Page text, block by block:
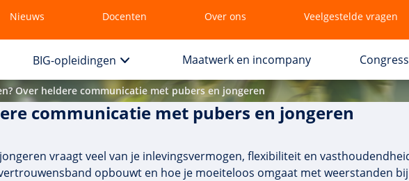
Nieuws Docenten Over ons Veelgestelde vragen
BIG-opleidingen Maatwerk en incompany
Over heldere communicatie met pubers en jongeren
communicatie met pubers en jongeren
vraagt veel van je inlevingsvermogen, flexibiliteit en
opbouwt en hoe je moeiteloos omgaat met weerstanden